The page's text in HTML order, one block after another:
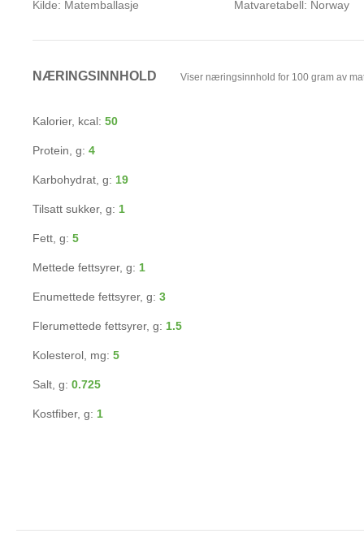
Kilde: Matemballasje Matvaretabell: Norway
NÆRINGSINNHOLD Viser næringsinnhold for 100 gram av
Kalorier, kcal: 50
Protein, g: 4
Karbohydrat, g: 19
Tilsatt sukker, g: 1
Fett, g: 5
Mettede fettsyrer, g: 1
Enumettede fettsyrer, g: 3
Flerumettede fettsyrer, g: 1.5
Kolesterol, mg: 5
Salt, g: 0.725
Kostfiber, g: 1